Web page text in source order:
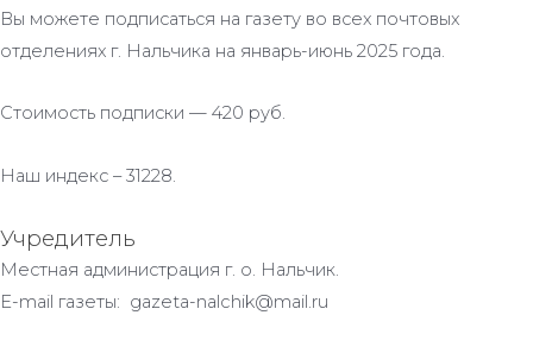
Вы можете подписаться на газету во всех почтовых
отделениях г. Нальчика на январь-июнь 2025 года.
Стоимость подписки — 420 руб.
Наш индекс – 31228.
Учредитель
Местная администрация г. о. Нальчик.
E-mail газеты: gazeta-nalchik@mail.ru